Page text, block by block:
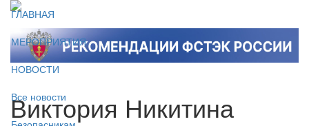
ГЛАВНАЯ
МЕРОПРИЯТИЯ
НОВОСТИ
Все новости
Виктория Никитина